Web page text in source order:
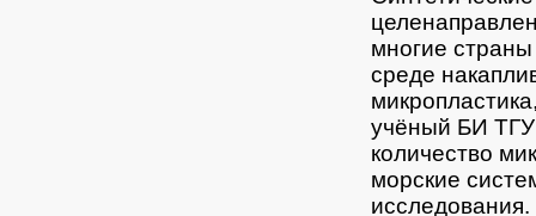
многие
среде
учёный БИ ТГУ
количество
морские